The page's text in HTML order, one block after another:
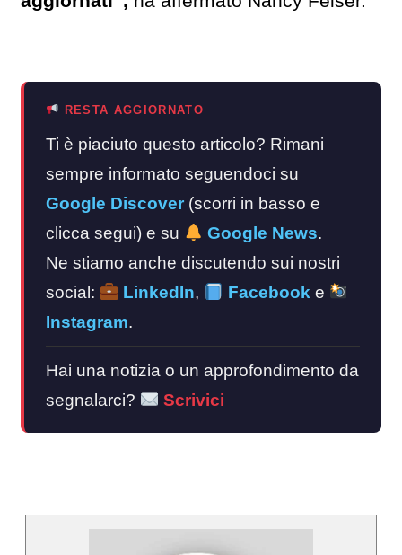
RESTA AGGIORNATO
Ti è piaciuto questo articolo? Rimani
sempre informato seguendoci su
Google Discover (scorri in basso e
clicca segui) e su
Google News.
Ne stiamo anche discutendo sui nostri
social:
LinkedIn, Facebook e
Instagram.
Hai una notizia o un approfondimento da
segnalarci?
Scrivici